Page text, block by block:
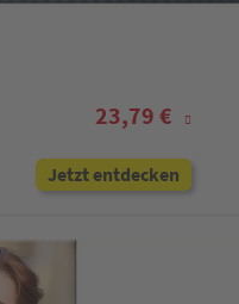
23,79 €
Jetzt entdecken